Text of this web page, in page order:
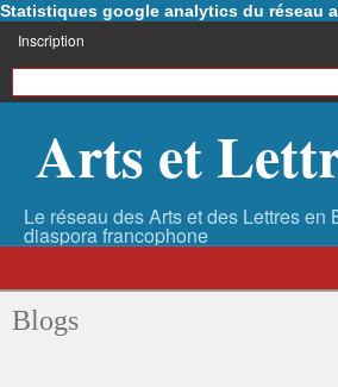
Statistiques google analytics du réseau
Inscription
Arts et
Blogs